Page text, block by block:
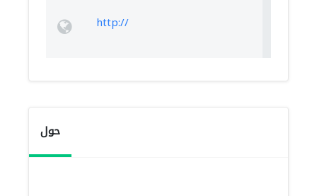
http://
حول